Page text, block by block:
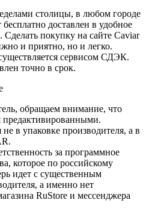
столицы, в любом городе
доставлен в удобное
Сделать покупку на сайте Caviar
и приятно, но и легко.
сервисом СДЭК.
точно в срок.
обращаем внимание, что
предактивированными.
в упаковке производителя, а в
за программное
которое по российскому
идет с существенным
а именно нет
RuStore и мессенджера